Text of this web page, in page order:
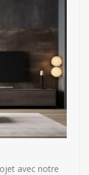
avec notre